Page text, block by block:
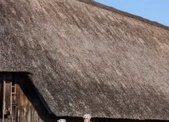
Reetdachhaus Lüneburger Heide